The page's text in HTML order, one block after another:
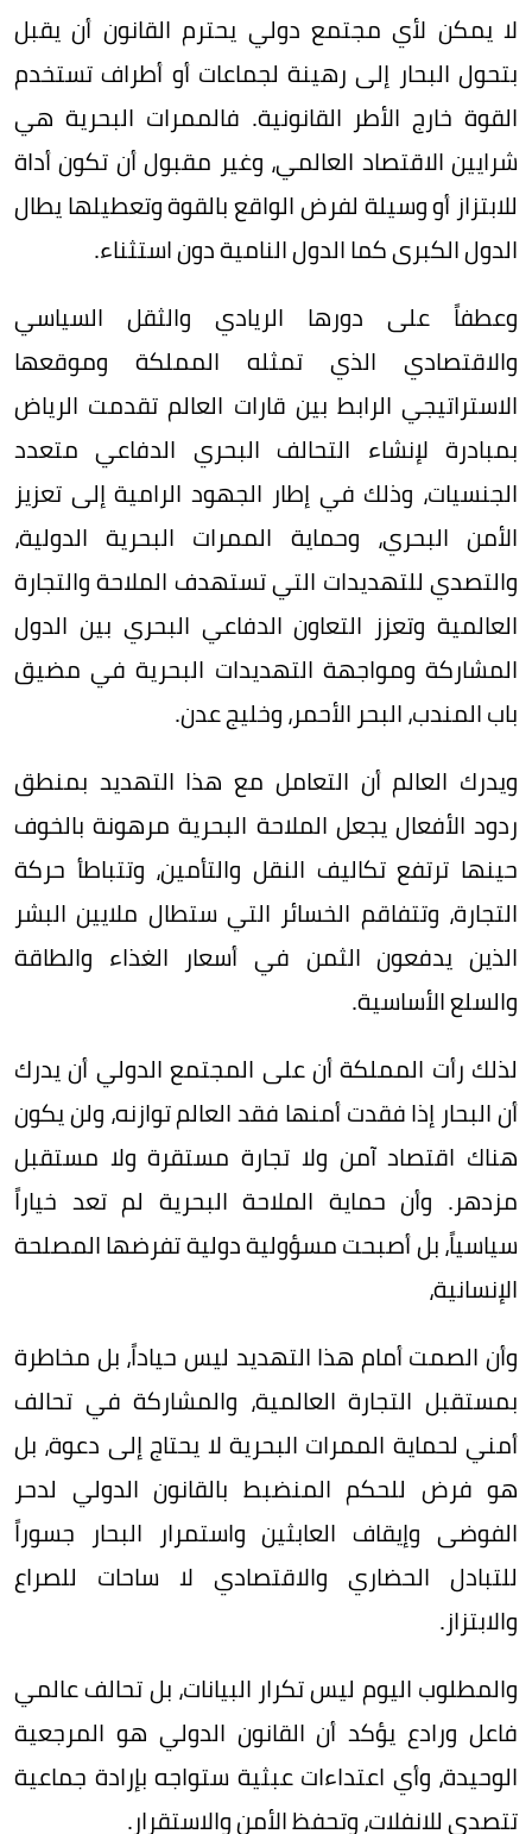
لا يمكن لأي مجتمع دولي يحترم القانون أن يقبل
بتحول البحار إلى رهينة لجماعات أو أطراف تستخدم
القوة خارج الأطر القانونية. فالممرات البحرية هي
شرايين الاقتصاد العالمي، وغير مقبول أن تكون أداة
للابتزاز أو وسيلة لفرض الواقع بالقوة وتعطيلها يطال
الدول الكبرى كما الدول النامية دون استثناء.
وعطفاً على دورها الريادي والثقل السياسي
والاقتصادي الذي تمثله المملكة وموقعها
الاستراتيجي الرابط بين قارات العالم تقدمت الرياض
بمبادرة لإنشاء التحالف البحري الدفاعي متعدد
الجنسيات، وذلك في إطار الجهود الرامية إلى تعزيز
الأمن البحري، وحماية الممرات البحرية الدولية،
والتصدي للتهديدات التي تستهدف الملاحة والتجارة
العالمية وتعزز التعاون الدفاعي البحري بين الدول
المشاركة ومواجهة التهديدات البحرية في مضيق
باب المندب، البحر الأحمر، وخليج عدن.
ويدرك العالم أن التعامل مع هذا التهديد بمنطق
ردود الأفعال يجعل الملاحة البحرية مرهونة بالخوف
حينها ترتفع تكاليف النقل والتأمين، وتتباطأ حركة
التجارة، وتتفاقم الخسائر التي ستطال ملايين البشر
الذين يدفعون الثمن في أسعار الغذاء والطاقة
والسلع الأساسية.
لذلك رأت المملكة أن على المجتمع الدولي أن يدرك
أن البحار إذا فقدت أمنها فقد العالم توازنه، ولن يكون
هناك اقتصاد آمن ولا تجارة مستقرة ولا مستقبل
مزدهر. وأن حماية الملاحة البحرية لم تعد خياراً
سياسياً، بل أصبحت مسؤولية دولية تفرضها المصلحة
الإنسانية،
وأن الصمت أمام هذا التهديد ليس حياداً، بل مخاطرة
بمستقبل التجارة العالمية، والمشاركة في تحالف
أمني لحماية الممرات البحرية لا يحتاج إلى دعوة، بل
هو فرض للحكم المنضبط بالقانون الدولي لدحر
الفوضى وإيقاف العابثين واستمرار البحار جسوراً
للتبادل الحضاري والاقتصادي لا ساحات للصراع
والابتزاز.
والمطلوب اليوم ليس تكرار البيانات، بل تحالف عالمي
فاعل ورادع يؤكد أن القانون الدولي هو المرجعية
الوحيدة، وأي اعتداءات عبثية ستواجه بإرادة جماعية
تتصدى للانفلات، وتحفظ الأمن والاستقرار.